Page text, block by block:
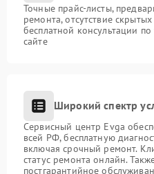
Точные прайс-листы,
ремонта, отсутствие
бесплатной консультации
сайте
Широкий спектр
Сервисный центр Evga
всей РФ, бесплатную
включая срочный ремонт.
статус ремонта онлайн.
постгарантийное